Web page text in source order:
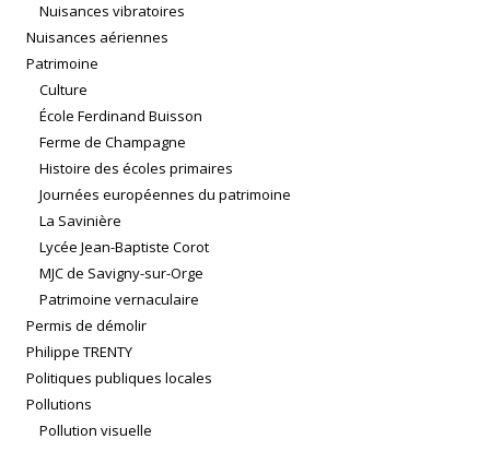
Nuisances vibratoires
Nuisances aériennes
Patrimoine
Culture
École Ferdinand Buisson
Ferme de Champagne
Histoire des écoles primaires
Journées européennes du patrimoine
La Savinière
Lycée Jean-Baptiste Corot
MJC de Savigny-sur-Orge
Patrimoine vernaculaire
Permis de démolir
Philippe TRENTY
Politiques publiques locales
Pollutions
Pollution visuelle